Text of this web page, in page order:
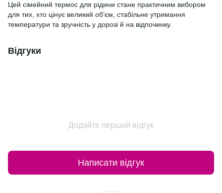
Цей сімейний термос для рідини стане практичним вибором
для тих, хто цінує великий об’єм, стабільне утримання
температури та зручність у дорозі й на відпочинку.
Відгуки
Додайте перший відгук
Написати відгук